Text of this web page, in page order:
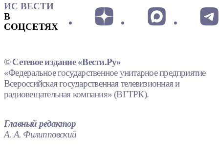
ИС ВЕСТИ
В
СОЦСЕТЯХ
© Сетевое издание «Вести.Ру»
«Федеральное государственное унитарное предприятие
Всероссийская государственная телевизионная и
радиовещательная компания» (ВГТРК).
Главный редактор
А. А. Филипповский